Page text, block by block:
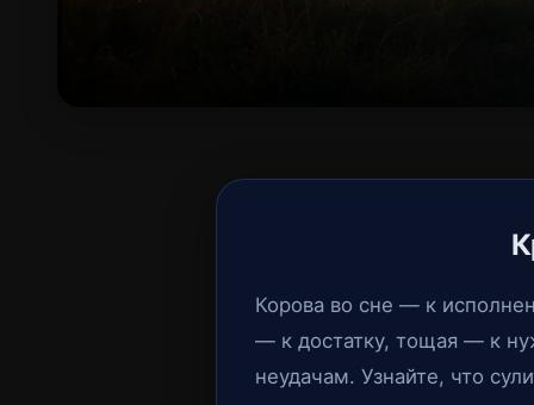
Корова во сне — к
— к достатку, тощая — к
неудачам. Узнайте, что